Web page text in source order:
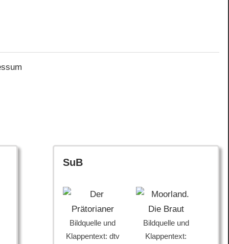
SuB
Bildquelle und
Klappentext: dtv
Bildquelle und
Klappentext: